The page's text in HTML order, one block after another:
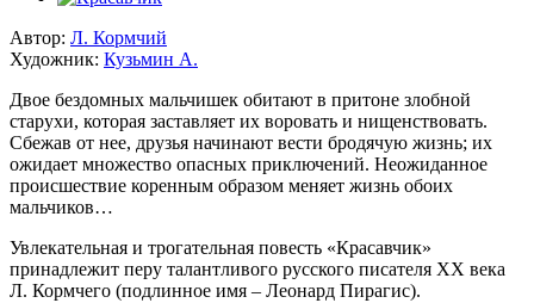
Автор: Л. Кормчий
Художник: Кузьмин А.
Двое бездомных мальчишек обитают в притоне злобной
старухи, которая заставляет их воровать и нищенствовать.
Сбежав от нее, друзья начинают вести бродячую жизнь; их
ожидает множество опасных приключений. Неожиданное
происшествие коренным образом меняет жизнь обоих
мальчиков…
Увлекательная и трогательная повесть «Красавчик»
принадлежит перу талантливого русского писателя ХХ века
Л. Кормчего (подлинное имя – Леонард Пирагис).